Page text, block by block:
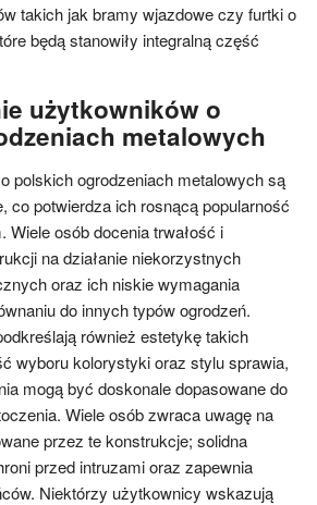
takich jak bramy wjazdowe czy furtki o
będą stanowiły integralną część
użytkowników o
metalowych
polskich ogrodzeniach metalowych są
co potwierdza ich rosnącą popularność
Wiele osób docenia trwałość i
na działanie niekorzystnych
oraz ich niskie wymagania
do innych typów ogrodzeń.
również estetykę takich
wyboru kolorystyki oraz stylu sprawia,
mogą być doskonale dopasowane do
Wiele osób zwraca uwagę na
przez te konstrukcje; solidna
przed intruzami oraz zapewnia
Niektórzy użytkownicy wskazują